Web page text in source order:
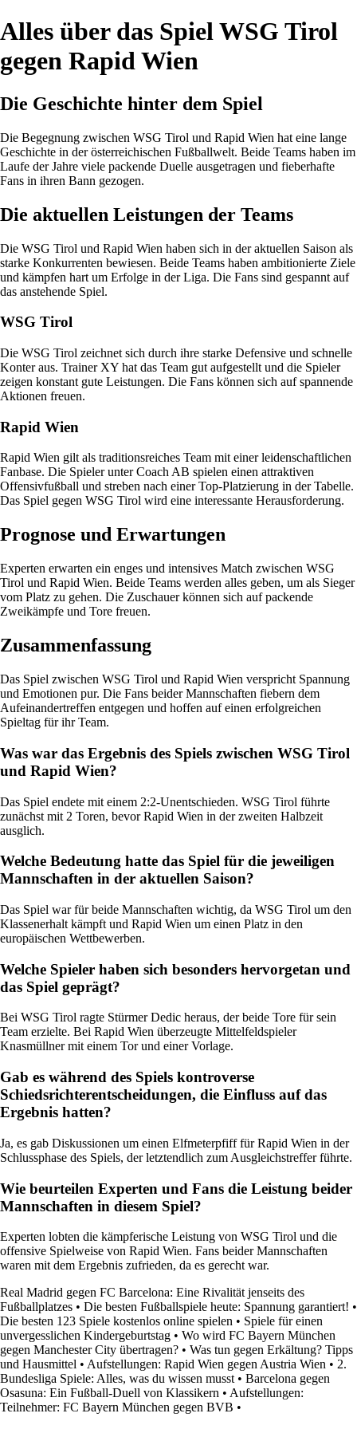
Alles über das Spiel WSG Tirol
gegen Rapid Wien
Die Geschichte hinter dem Spiel
Die Begegnung zwischen WSG Tirol und Rapid Wien hat eine lange
Geschichte in der österreichischen Fußballwelt. Beide Teams haben im
Laufe der Jahre viele packende Duelle ausgetragen und fieberhafte
Fans in ihren Bann gezogen.
Die aktuellen Leistungen der Teams
Die WSG Tirol und Rapid Wien haben sich in der aktuellen Saison als
starke Konkurrenten bewiesen. Beide Teams haben ambitionierte Ziele
und kämpfen hart um Erfolge in der Liga. Die Fans sind gespannt auf
das anstehende Spiel.
WSG Tirol
Die WSG Tirol zeichnet sich durch ihre starke Defensive und schnelle
Konter aus. Trainer XY hat das Team gut aufgestellt und die Spieler
zeigen konstant gute Leistungen. Die Fans können sich auf spannende
Aktionen freuen.
Rapid Wien
Rapid Wien gilt als traditionsreiches Team mit einer leidenschaftlichen
Fanbase. Die Spieler unter Coach AB spielen einen attraktiven
Offensivfußball und streben nach einer Top-Platzierung in der Tabelle.
Das Spiel gegen WSG Tirol wird eine interessante Herausforderung.
Prognose und Erwartungen
Experten erwarten ein enges und intensives Match zwischen WSG
Tirol und Rapid Wien. Beide Teams werden alles geben, um als Sieger
vom Platz zu gehen. Die Zuschauer können sich auf packende
Zweikämpfe und Tore freuen.
Zusammenfassung
Das Spiel zwischen WSG Tirol und Rapid Wien verspricht Spannung
und Emotionen pur. Die Fans beider Mannschaften fiebern dem
Aufeinandertreffen entgegen und hoffen auf einen erfolgreichen
Spieltag für ihr Team.
Was war das Ergebnis des Spiels zwischen WSG Tirol
und Rapid Wien?
Das Spiel endete mit einem 2:2-Unentschieden. WSG Tirol führte
zunächst mit 2 Toren, bevor Rapid Wien in der zweiten Halbzeit
ausglich.
Welche Bedeutung hatte das Spiel für die jeweiligen
Mannschaften in der aktuellen Saison?
Das Spiel war für beide Mannschaften wichtig, da WSG Tirol um den
Klassenerhalt kämpft und Rapid Wien um einen Platz in den
europäischen Wettbewerben.
Welche Spieler haben sich besonders hervorgetan und
das Spiel geprägt?
Bei WSG Tirol ragte Stürmer Dedic heraus, der beide Tore für sein
Team erzielte. Bei Rapid Wien überzeugte Mittelfeldspieler
Knasmüllner mit einem Tor und einer Vorlage.
Gab es während des Spiels kontroverse
Schiedsrichterentscheidungen, die Einfluss auf das
Ergebnis hatten?
Ja, es gab Diskussionen um einen Elfmeterpfiff für Rapid Wien in der
Schlussphase des Spiels, der letztendlich zum Ausgleichstreffer führte.
Wie beurteilen Experten und Fans die Leistung beider
Mannschaften in diesem Spiel?
Experten lobten die kämpferische Leistung von WSG Tirol und die
offensive Spielweise von Rapid Wien. Fans beider Mannschaften
waren mit dem Ergebnis zufrieden, da es gerecht war.
Real Madrid gegen FC Barcelona: Eine Rivalität jenseits des
Fußballplatzes • Die besten Fußballspiele heute: Spannung garantiert! •
Die besten 123 Spiele kostenlos online spielen • Spiele für einen
unvergesslichen Kindergeburtstag • Wo wird FC Bayern München
gegen Manchester City übertragen? • Was tun gegen Erkältung? Tipps
und Hausmittel • Aufstellungen: Rapid Wien gegen Austria Wien • 2.
Bundesliga Spiele: Alles, was du wissen musst • Barcelona gegen
Osasuna: Ein Fußball-Duell von Klassikern • Aufstellungen:
Teilnehmer: FC Bayern München gegen BVB •